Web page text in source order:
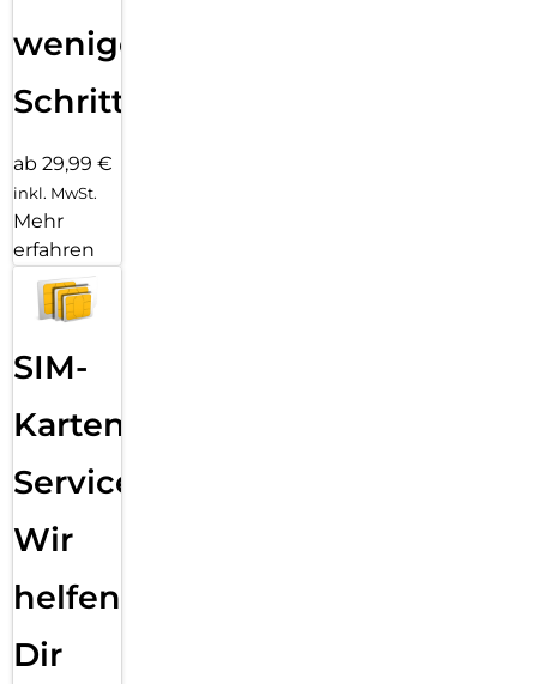
wenigen
Schritten
ab 29,99 €
inkl. MwSt.
Mehr
erfahren
SIM-
Karten
Service:
Wir
helfen
Dir